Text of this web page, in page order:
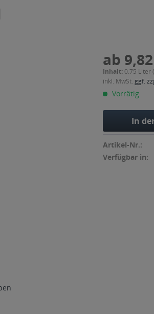
ab
Inhalt: 0.75 Liter
inkl. MwSt. ggf.
Vorrätig
In
Artikel-Nr.:
Verfügbar in: